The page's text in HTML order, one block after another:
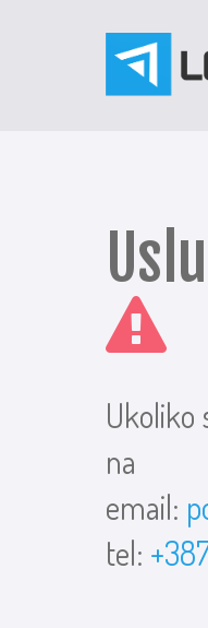
Ukoliko
na
email:
tel: